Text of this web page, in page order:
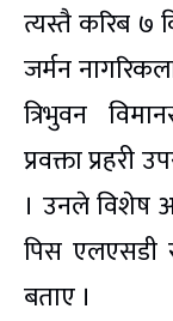
त्यस्तै करिब
जर्मन
त्रिभुवन
प्रवक्ता प्रहरी
। उनले विशेष
पिस एलएसडी
बताए ।